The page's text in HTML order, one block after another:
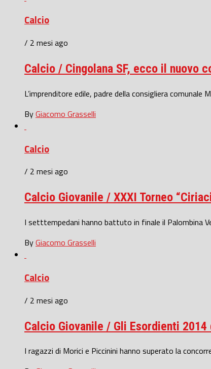
Calcio
/ 2 mesi ago
Calcio / Cingolana SF, ecco il nuovo
L’imprenditore edile, padre della consigliera
ByGiacomo Grasselli
Calcio
/ 2 mesi ago
Calcio Giovanile / XXXI Torneo
I setttempedani hanno battuto in finale il Palombina
ByGiacomo Grasselli
Calcio
/ 2 mesi ago
Calcio Giovanile / Gli Esordienti 2014
I ragazzi di Morici e Piccinini hanno superato la